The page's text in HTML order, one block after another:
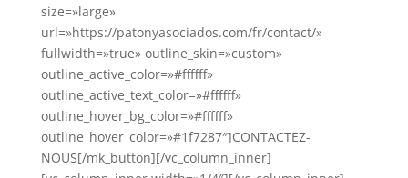
size=»large»
url=»https://patonyasociados.com/fr/contact/»
fullwidth=»true» outline_skin=»custom»
outline_active_color=»#ffffff»
outline_active_text_color=»#ffffff»
outline_hover_bg_color=»#ffffff»
outline_hover_color=»#1f7287″]CONTACTEZ-
NOUS[/mk_button][/vc_column_inner]